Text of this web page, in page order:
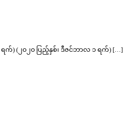
က်) (၂၀၂၀ ပြည့်နှစ်၊ ဒီဇင်ဘာလ ၁ ရက်) […]